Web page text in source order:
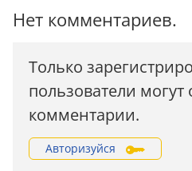
Нет комментариев.
Только
пользователи могут
комментарии.
Авторизуйся